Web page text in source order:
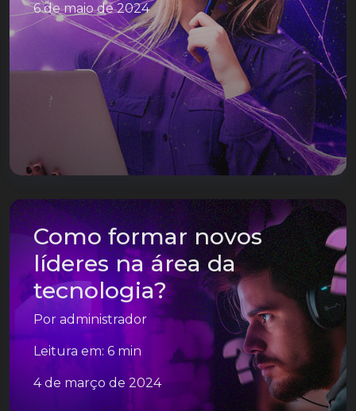
6 de maio de 2024
Como formar novos
líderes na área da
tecnologia?
Por administrador
Leitura em: 6 min
4 de março de 2024